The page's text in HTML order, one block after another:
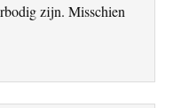
zijn. Misschien